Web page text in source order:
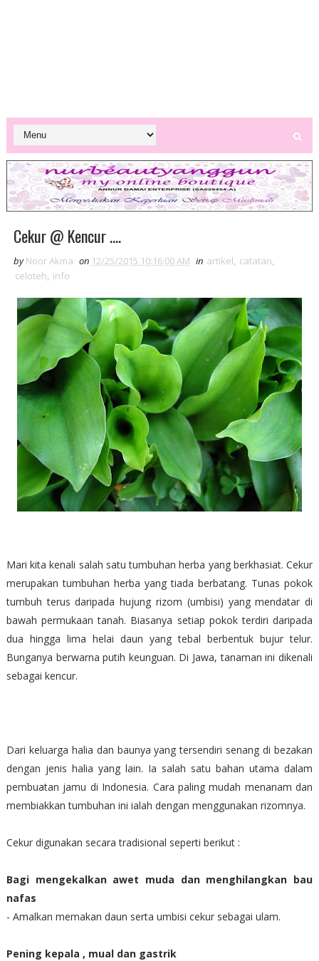
Cekur @ Kencur ....
by Noor Akma on 12/25/2015 10:16:00 AM in artikel, catatan,
celoteh, info
Mari kita kenali salah satu tumbuhan herba yang berkhasiat. Cekur
merupakan tumbuhan herba yang tiada berbatang. Tunas pokok
tumbuh terus daripada hujung rizom (umbisi) yang mendatar di
bawah permukaan tanah. Biasanya setiap pokok terdiri daripada
dua hingga lima helai daun yang tebal berbentuk bujur telur.
Bunganya berwarna putih keunguan. Di Jawa, tanaman ini dikenali
sebagai kencur.
Dari keluarga halia dan baunya yang tersendiri senang di bezakan
dengan jenis halia yang lain. Ia salah satu bahan utama dalam
pembuatan jamu di Indonesia. Cara paling mudah menanam dan
membiakkan tumbuhan ini ialah dengan menggunakan rizomnya.
Cekur digunakan secara tradisional seperti berikut :
Bagi mengekalkan awet muda dan menghilangkan bau
nafas
- Amalkan memakan daun serta umbisi cekur sebagai ulam.
Pening kepala , mual dan gastrik